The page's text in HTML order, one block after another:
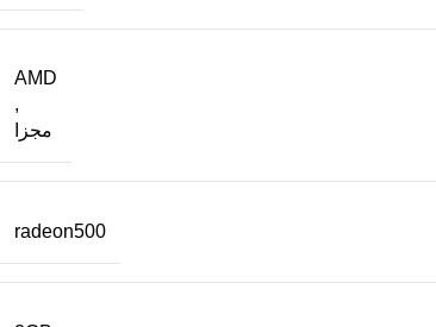
AMD
,
مجزا
radeon500